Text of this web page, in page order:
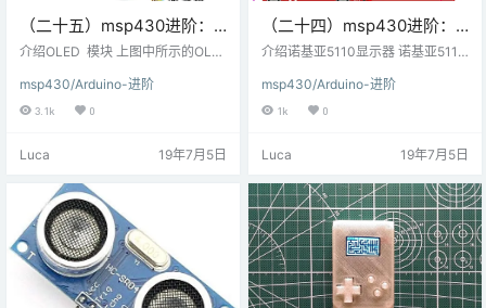
（二十五）msp430进阶：
OLED图形显示器与MSP-
连接
介绍OLED 模块 上图中所示的OLE
场上有许多该模块的变体，具有不
同的分辨率，通信协议或像素颜
段的驱动IC。SSD1306拥有自己的
因此，市场上有各种OLED模块，一
些仅支持SPI通信，一些仅支持I2C
通信，一些支持I…
msp430/Arduino-进阶
3.1k 0
Luca 19年7月5日
（二十四）msp430进阶：
Nokia5110图形显示器与
Launchpad连接
介绍诺基亚5110显示器 诺基亚5110
图案的图形显示屏。它的分辨率为4
8x84，并配有背光。它使用SPI通
制显示输出。它有8个引脚。 电路连
430G2 TI Launchpad连接 诺基亚5
110显示器编程诺基亚5110初始化在
Nok…
msp430/Arduino-进阶
1k 0
Luca 19年7月5日